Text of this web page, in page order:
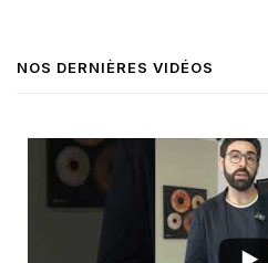
NOS DERNIÈRES VIDÉOS